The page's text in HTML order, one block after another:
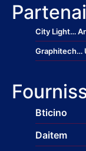
City Light…
Graphitech…
Bticino
Daitem